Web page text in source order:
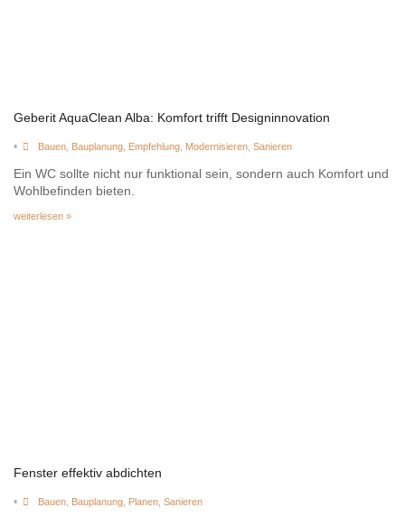
Geberit AquaClean Alba: Komfort trifft Designinnovation
• Bauen, Bauplanung, Empfehlung, Modernisieren, Sanieren
Ein WC sollte nicht nur funktional sein, sondern auch Komfort und
Wohlbefinden bieten.
weiterlesen »
Fenster effektiv abdichten
• Bauen, Bauplanung, Planen, Sanieren